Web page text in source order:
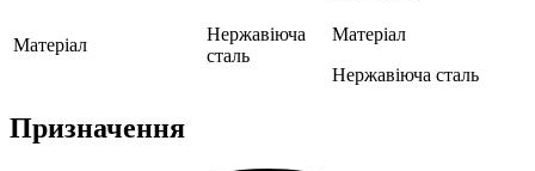
Матеріал
Нержавіюча
сталь
Матеріал
Нержавіюча сталь
Призначення